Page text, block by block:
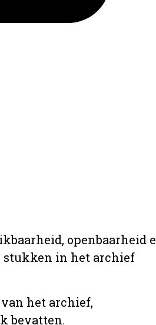
openbaarheid
stukken in het archief
het archief,
bevatten.